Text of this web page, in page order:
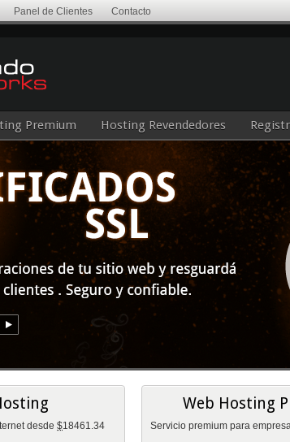
Panel de Clientes Contacto
Premium Hosting Revendedores
desde$18461.34
Web Hosting
Servicio premium para